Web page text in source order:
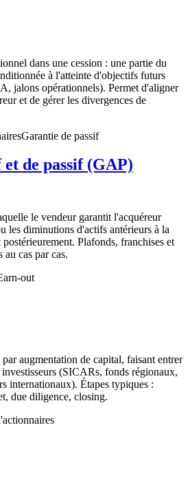
dans une cession : une partie du
à l'atteinte d'objectifs futurs
jalons opérationnels). Permet d'aligner
et de gérer les divergences de
Garantie de passif
de passif (GAP)
le vendeur garantit l'acquéreur
les diminutions d'actifs antérieurs à la
Plafonds, franchises et
au cas par cas.
out
augmentation de capital, faisant entrer
(SICARs, fonds régionaux,
internationaux). Étapes typiques :
due diligence, closing.